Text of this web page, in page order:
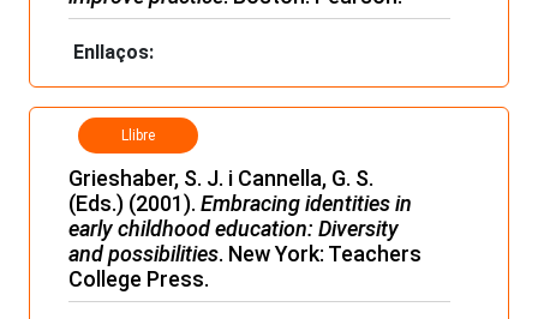
Enllaços:
Llibre
Grieshaber, S. J. i Cannella, G. S.
(Eds.) (2001). Embracing identities in
early childhood education: Diversity
and possibilities. New York: Teachers
College Press.